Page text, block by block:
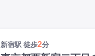
新宿駅 徒歩2分